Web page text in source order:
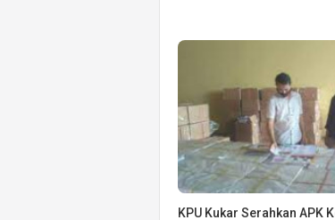
KPU Kukar Serahkan APK